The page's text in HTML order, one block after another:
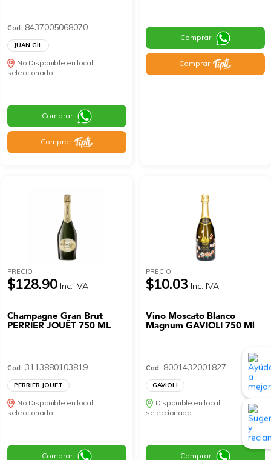
Cod: 8437005068070
JUAN GIL
No Disponible en local
seleccionado
Comprar
Comprar
Comprar
Comprar
PRECIO
$128.90 Inc. IVA
Champagne Gran Brut
PERRIER JOUËT 750 ML
Cod: 3113880103819
PERRIER JOUËT
No Disponible en local
seleccionado
Comprar
PRECIO
$10.03 Inc. IVA
Vino Moscato Blanco
Magnum GAVIOLI 750 Ml
Cod: 8001432001827
GAVIOLI
Disponible en local
seleccionado
Comprar